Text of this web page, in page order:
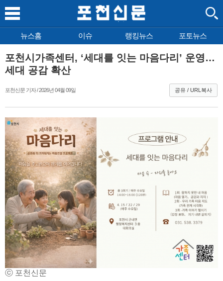
뉴스홈 이슈 랭킹뉴스 포토뉴스
포천시가족센터, ‘세대를 잇는 마음다리’ 운영…
세대 공감 확산
포천신문 기자 / 2026년 04월 09일 공유 / URL복사
ⓒ 포천신문